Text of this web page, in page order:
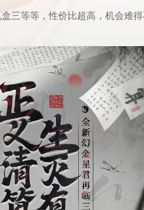
三等等，性价比超高，机会难得